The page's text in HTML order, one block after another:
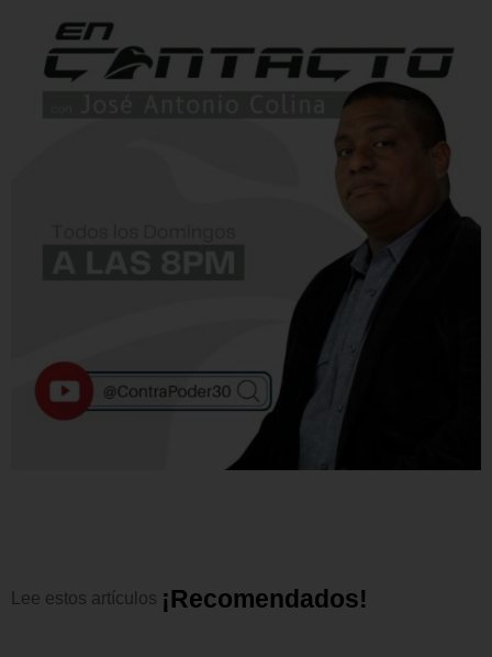
Lee estos artículos ¡Recomend ad os!